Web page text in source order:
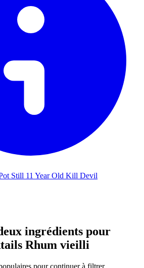
Still 11 Year Old Kill Devil
ingrédients pour
Rhum vieilli
pour continuer à filtrer.